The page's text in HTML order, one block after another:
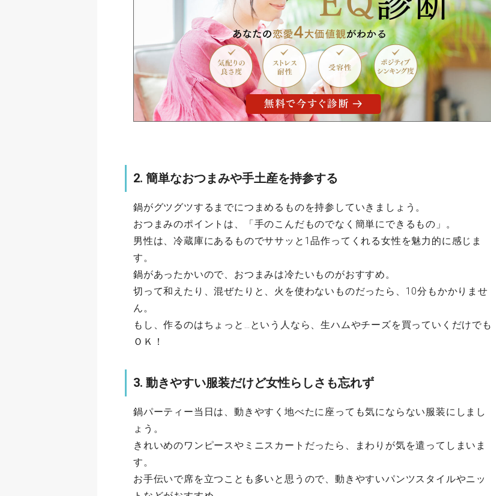
2. 簡単なおつまみや手土産を持参する
鍋がグツグツするまでにつまめるものを持参していきましょう。
おつまみのポイントは、「手のこんだものでなく簡単にできるもの」。
男性は、冷蔵庫にあるものでササッと1品作ってくれる女性を魅力的に感じま
す。
鍋があったかいので、おつまみは冷たいものがおすすめ。
切って和えたり、混ぜたりと、火を使わないものだったら、10分もかかりませ
ん。
もし、作るのはちょっと…という人なら、生ハムやチーズを買っていくだけでも
ＯＫ！
3. 動きやすい服装だけど女性らしさも忘れず
鍋パーティー当日は、動きやすく地べたに座っても気にならない服装にしまし
ょう。
きれいめのワンピースやミニスカートだったら、まわりが気を遣ってしまいま
す。
お手伝いで席を立つことも多いと思うので、動きやすいパンツスタイルやニッ